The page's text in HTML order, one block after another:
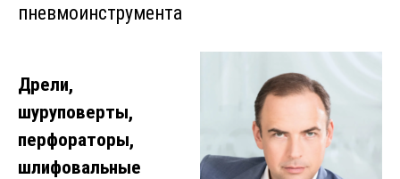
пневмоинструмента
Дрели,
шуруповерты,
перфораторы,
шлифовальные